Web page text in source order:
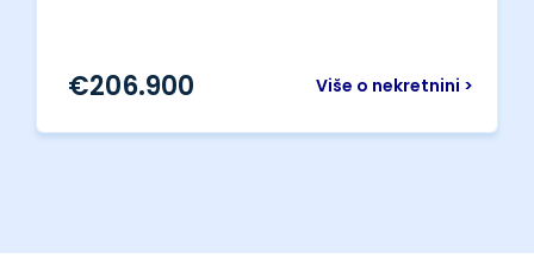
Više o nekretnini >
€206.900